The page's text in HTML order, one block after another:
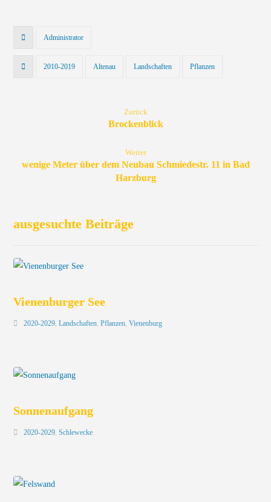
Administrator
2010-2019 Altenau Landschaften Pflanzen
Zurück
Brockenblick
Weiter
wenige Meter über dem Neubau Schmiedestr. 11 in Bad
Harzburg
ausgesuchte Beiträge
Vienenburger See
2020-2029,Landschaften,Pflanzen,Vienenburg
Sonnenaufgang
2020-2029,Schlewecke